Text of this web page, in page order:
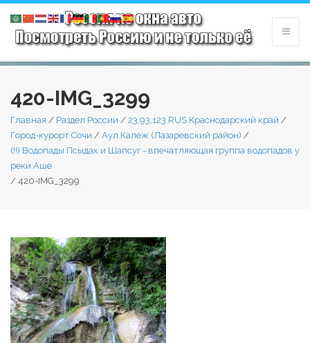
420-IMG_3299
Главная / Раздел России / 23,93,123 RUS Краснодарский край /
Город-курорт Сочи / Аул Калеж (Лазаревский район) /
(!!) Водопады Псыдах и Шапсуг - впечатляющая группа водопадов у
реки Аше
/ 420-IMG_3299